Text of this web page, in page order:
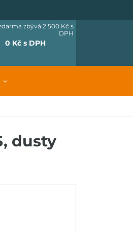
0 Kč s DPH
zbývá 2 500 Kč s
DPH
dusty